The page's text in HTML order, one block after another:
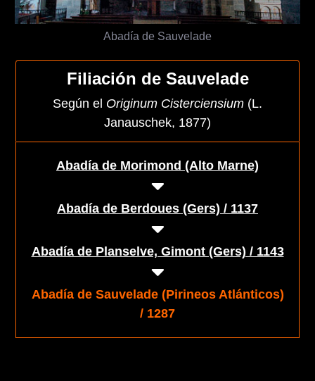
Abadía de Sauvelade
Filiación de Sauvelade
Según el Originum Cisterciensium (L.
Janauschek, 1877)
Abadía de Morimond (Alto Marne)
Abadía de Berdoues (Gers) / 1137
Abadía de Planselve, Gimont (Gers) / 1143
Abadía de Sauvelade (Pirineos Atlánticos)
/ 1287